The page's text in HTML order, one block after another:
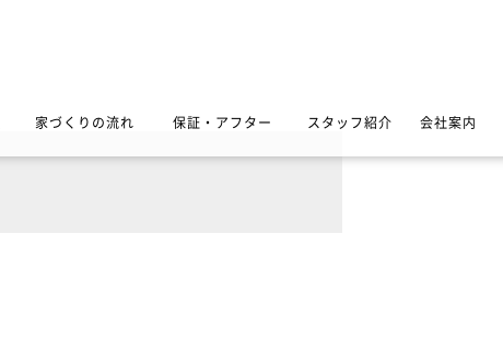
家づくりの流れ 保証・アフター スタッフ紹介 会社案内